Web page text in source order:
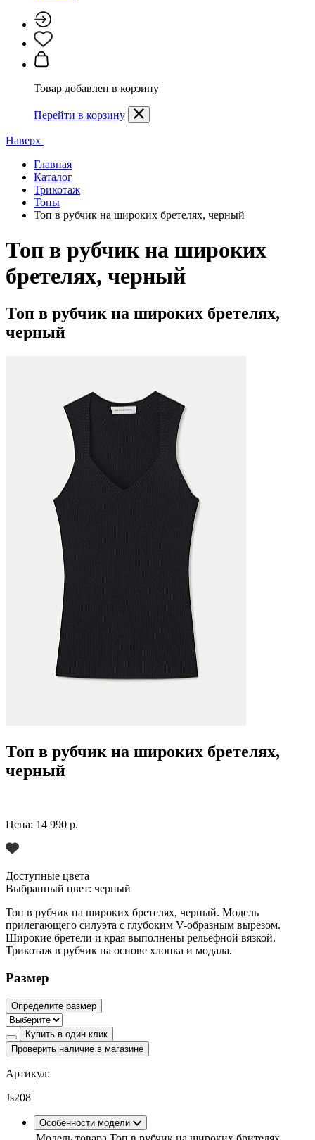
Товар добавлен в корзину
Перейти в корзину
Наверх
Главная
Каталог
Трикотаж
Топы
Топ в рубчик на широких бретелях, черный
Топ в рубчик на широких
бретелях, черный
Топ в рубчик на широких бретелях,
черный
Топ в рубчик на широких бретелях,
черный
Цена: 14 990 р.
Доступные цвета
Выбранный цвет: черный
Топ в рубчик на широких бретелях, черный. Модель
прилегающего силуэта с глубоким V-образным вырезом.
Широкие бретели и края выполнены рельефной вязкой.
Трикотаж в рубчик на основе хлопка и модала.
Размер
Определите размер
Купить в один клик
Проверить наличие в магазине
Артикул:
Js208
Особенности модели